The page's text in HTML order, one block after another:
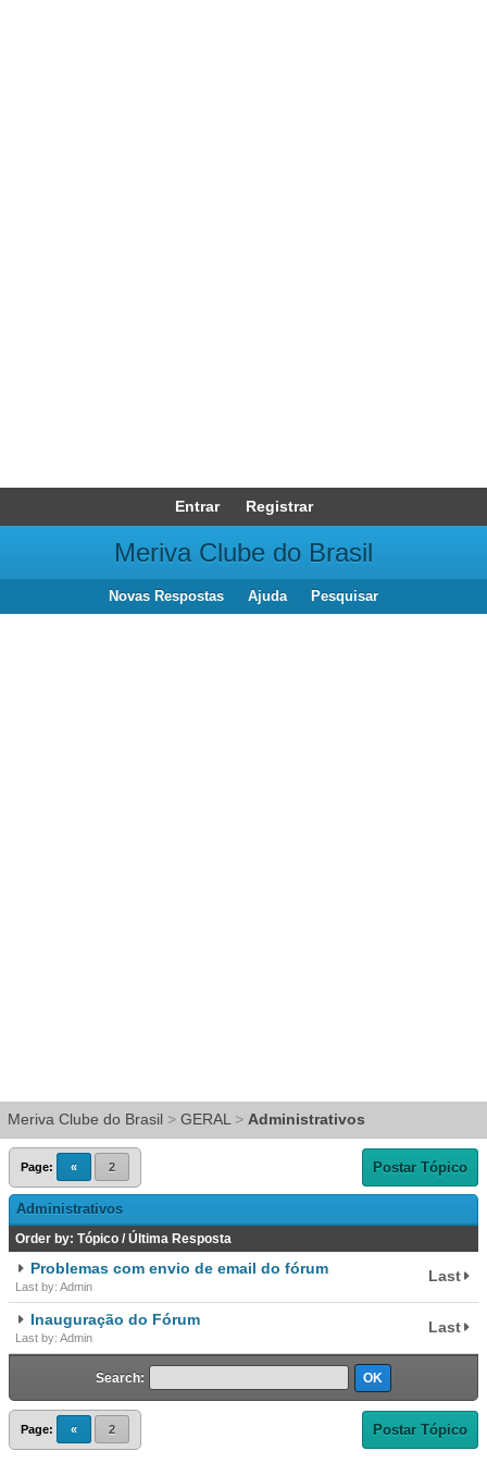
Entrar Registrar
Meriva Clube do Brasil
Novas Respostas Ajuda Pesquisar
Meriva Clube do Brasil > GERAL > Administrativos
Page: « 2 Postar Tópico
Administrativos
Order by: Tópico / Última Resposta
Problemas com envio de email do fórum
Last by: Admin
Last
Inauguração do Fórum
Last by: Admin
Last
Search:
Page: « 2 Postar Tópico